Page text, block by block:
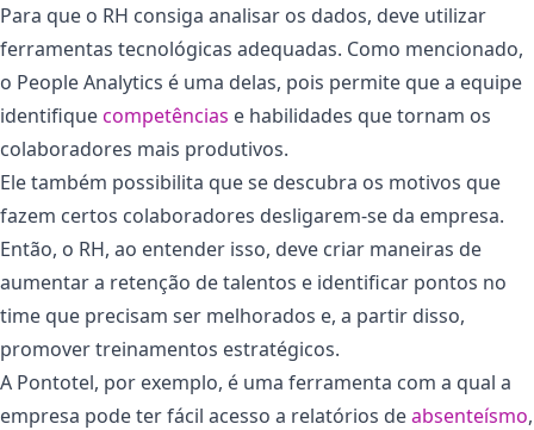
Para que o RH consiga analisar os dados, deve utilizar
ferramentas tecnológicas adequadas. Como mencionado,
o People Analytics é uma delas, pois permite que a equipe
identifiquecompetências e habilidades que tornam os
colaboradores mais produtivos.
Ele também possibilita que se descubra os motivos que
fazem certos colaboradores desligarem-se da empresa.
Então, o RH, ao entender isso, deve criar maneiras de
aumentar a retenção de talentos e identificar pontos no
time que precisam ser melhorados e, a partir disso,
promover treinamentos estratégicos.
A Pontotel, por exemplo, é uma ferramenta com a qual a
empresa pode ter fácil acesso a relatórios deabsenteísmo,